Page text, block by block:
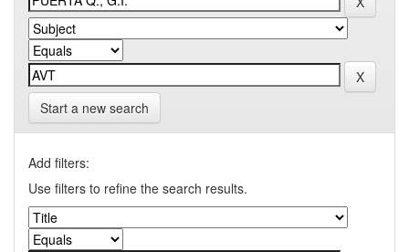
Start a new search
Add filters:
Use filters to refine the search results.